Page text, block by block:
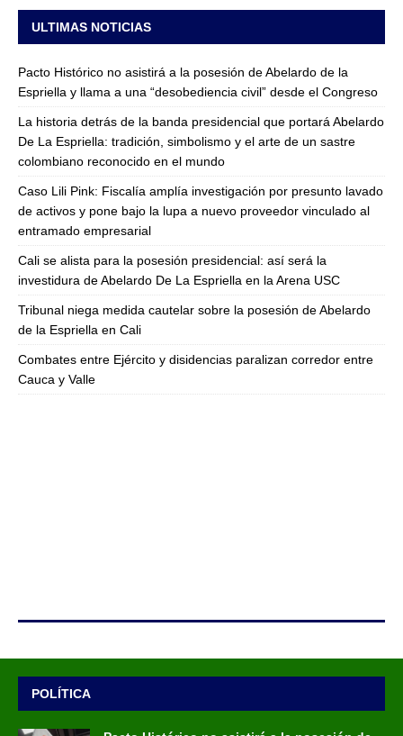
ULTIMAS NOTICIAS
Pacto Histórico no asistirá a la posesión de Abelardo de la
Espriella y llama a una “desobediencia civil” desde el Congreso
La historia detrás de la banda presidencial que portará Abelardo
De La Espriella: tradición, simbolismo y el arte de un sastre
colombiano reconocido en el mundo
Caso Lili Pink: Fiscalía amplía investigación por presunto lavado
de activos y pone bajo la lupa a nuevo proveedor vinculado al
entramado empresarial
Cali se alista para la posesión presidencial: así será la
investidura de Abelardo De La Espriella en la Arena USC
Tribunal niega medida cautelar sobre la posesión de Abelardo
de la Espriella en Cali
Combates entre Ejército y disidencias paralizan corredor entre
Cauca y Valle
POLÍTICA